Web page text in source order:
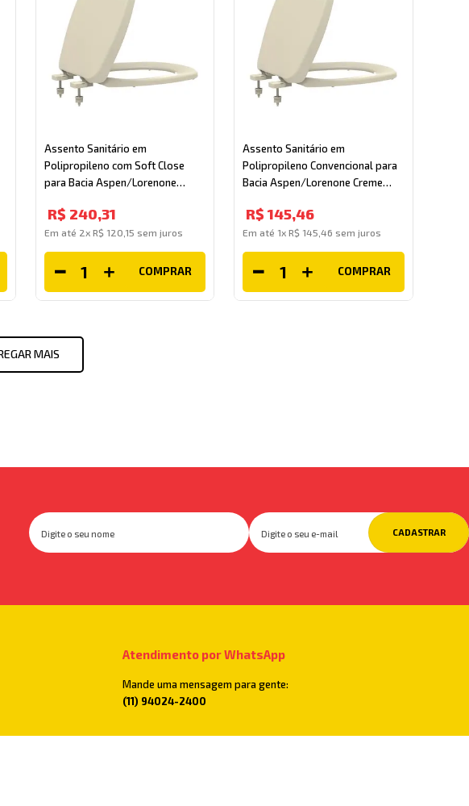
Assento Sanitário em
Polipropileno com Soft Close
para Bacia Aspen/Lorenone
R$ 240,31
Em até 2x R$ 120 15 sem juros
COMPRAR
Assento Sanitário em
Polipropileno Convencional para
Bacia Aspen/Lorenone Creme
R$ 145,46
Em até 1xR$ 145 ,46 sem juros
COMPRAR
CADASTRAR
Atendimento por WhatsApp
Mande uma mensagem para gente:
(11) 94024-2400